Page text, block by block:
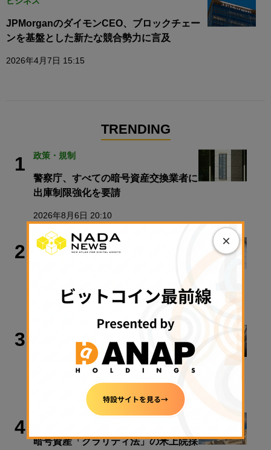
JPMorganのダイモンCEO、ブロックチェー
ンを基盤とした新たな競合勢力に言及
2026年4月7日 15:15
TRENDING
1 政策・規制
警察庁、すべての暗号資産交換業者に
出庫制限強化を要請
2026年8月6日 20:10
2 政策・規制
2026年8月7日 17:26
3
【入門解説】ビットコインの法律が変
わる、税金も変わる
2026年8月7日 14:15
4
暗号資産「クラリティ法」の米上院採
×